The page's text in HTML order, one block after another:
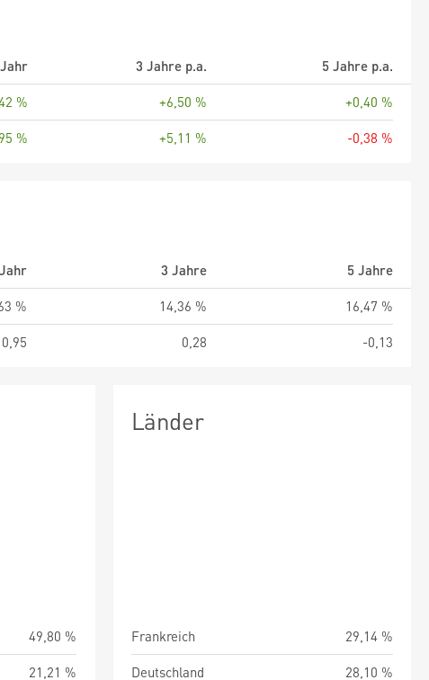
3 Jahre p.a.
5 Jahre p.a.
% +6,50 %
+0,40 %
% +5,11 % -0,38 %
3 Jahre
5 Jahre
% 14,36 %
16,47 %
0,95 0,28 -0,13
49,80 %
21,21 %
Länder
Frankreich
29,14 %
Deutschland
28,10 %